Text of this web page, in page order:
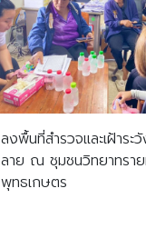
ลงพื้นที่สำรวจและเฝ้าระ
ลาย ณ ชุมชนวิทยาทรา
พุทธเกษตร